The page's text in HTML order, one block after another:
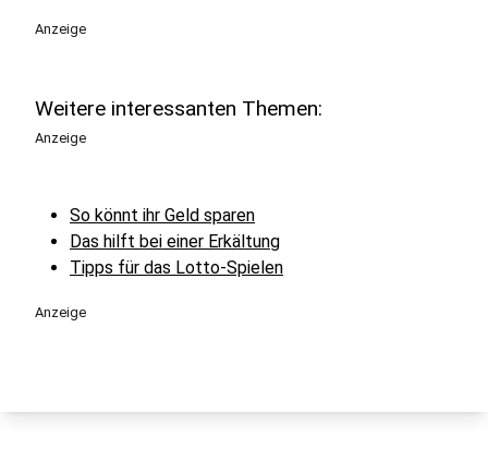
Anzeige
Weitere interessanten Themen:
Anzeige
So könnt ihr Geld sparen
Das hilft bei einer Erkältung
Tipps für das Lotto-Spielen
Anzeige